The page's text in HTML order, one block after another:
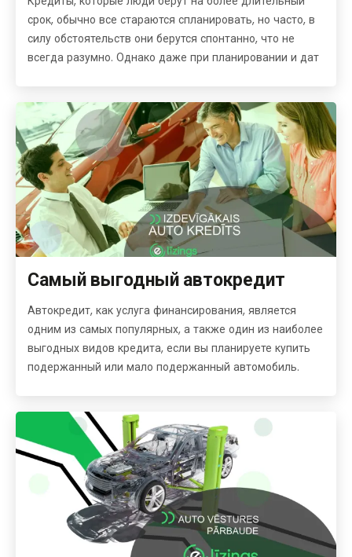
срок, обычно все стараются спланировать, но часто, в
силу обстоятельств они берутся спонтанно, что не
всегда разумно. Однако даже при планировании и дат
Самый выгодный автокредит
Автокредит, как услуга финансирования, является
одним из самых популярных, а также один из наиболее
выгодных видов кредита, если вы планируете купить
подержанный или мало подержанный автомобиль.